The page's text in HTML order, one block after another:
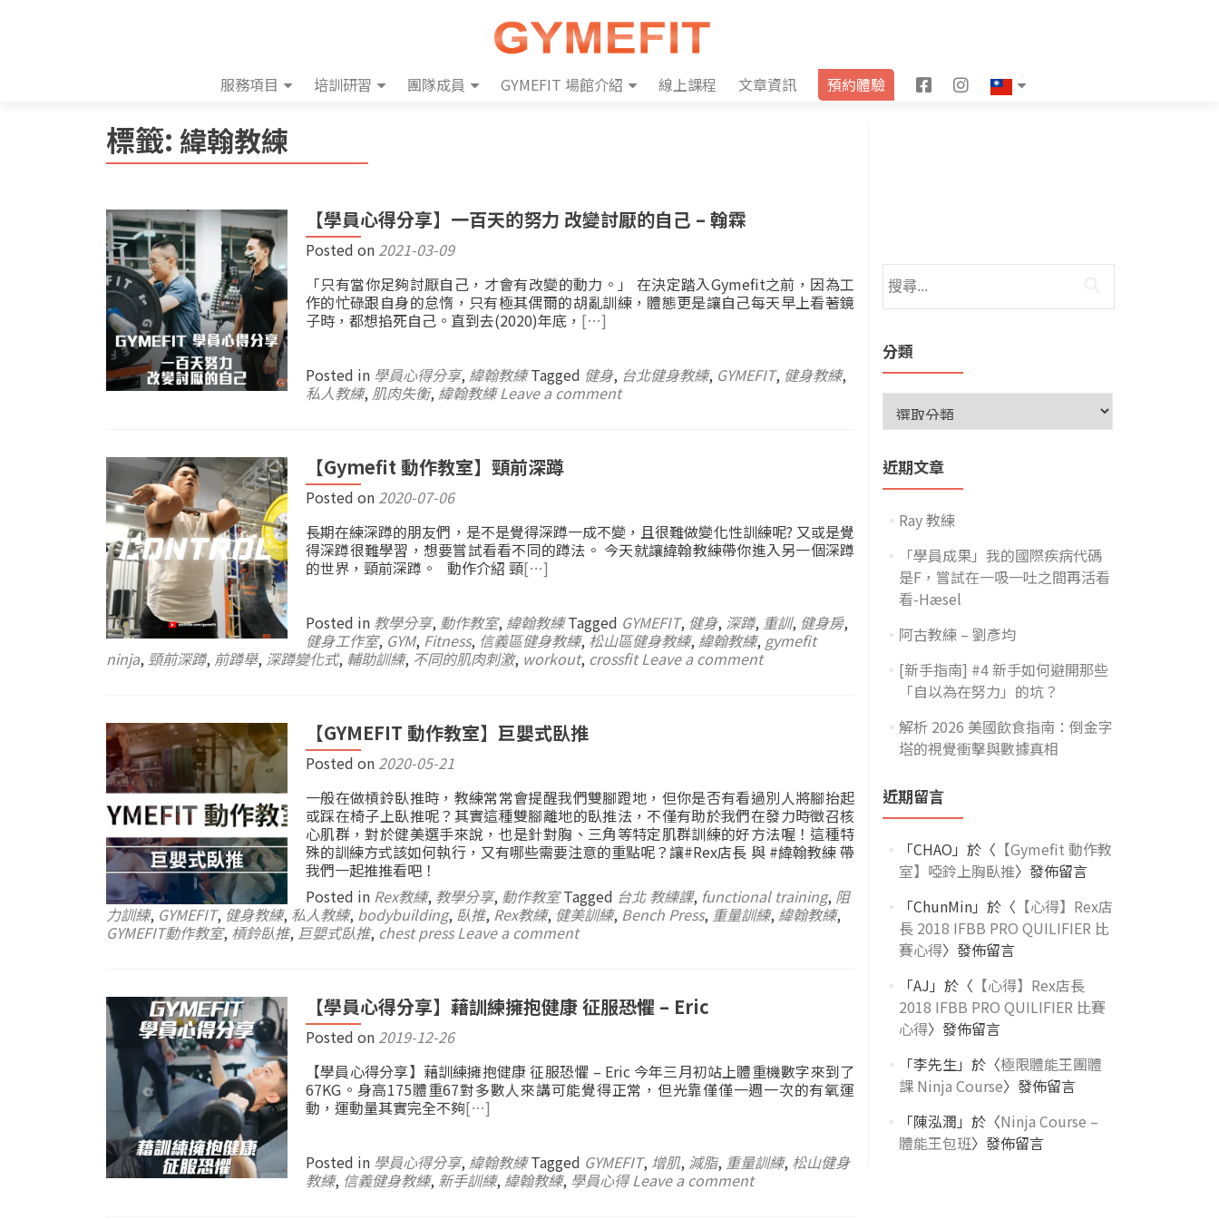
服務項目 培訓研習 團隊成員 GYMEFIT 場館介紹 線上課程 文章資訊 預約體驗
F
k
I
a
標籤: 緯翰教練
【學員心得分享】一百天的努力 改變討厭的自己 – 翰霖
Posted on 2021-03-09
「只有當你足夠討厭自己，才會有改變的動力。」 在決定踏入Gymefit之前，因為工
作的忙碌跟自身的怠惰，只有極其偶爾的胡亂訓練，體態更是讓自己每天早上看著鏡
子時，都想掐死自己。直到去(2020)年底， […]
Posted in 學員心得分享, 緯翰教練 Tagged 健身, 台北健身教練, GYMEFIT, 健身教練,
私人教練, 肌肉失衡, 緯翰教練 Leave a comment
【Gymefit 動作教室】頸前深蹲
Posted on 2020-07-06
長期在練深蹲的朋友們，是不是覺得深蹲一成不變，且很難做變化性訓練呢? 又或是覺
得深蹲很難學習，想要嘗試看看不同的蹲法。 今天就讓緯翰教練帶你進入另一個深蹲
的世界，頸前深蹲。 動作介紹 頸[…]
Posted in 教學分享, 動作教室, 緯翰教練 Tagged GYMEFIT, 健身, 深蹲, 重訓, 健身房,
健身工作室, GYM, Fitness, 信義區健身教練, 松山區健身教練, 緯翰教練, gymefit
ninja, 頸前深蹲, 前蹲舉, 深蹲變化式, 輔助訓練, 不同的肌肉刺激, workout, crossfit Leave a comment
【GYMEFIT 動作教室】巨嬰式臥推
Posted on 2020-05-21
一般在做槓鈴臥推時，教練常常會提醒我們雙腳蹬地，但你是否有看過別人將腳抬起
或踩在椅子上臥推呢？其實這種雙腳離地的臥推法，不僅有助於我們在發力時徵召核
心肌群，對於健美選手來說，也是針對胸、三角等特定肌群訓練的好方法喔！這種特
殊的訓練方式該如何執行，又有哪些需要注意的重點呢？讓#Rex店長 與 #緯翰教練 帶
我們一起推推看吧！
Posted in Rex教練, 教學分享, 動作教室 Tagged 台北 教練課, functional training, 阻
力訓練, GYMEFIT, 健身教練, 私人教練, bodybuilding, 臥推, Rex教練, 健美訓練, Bench Press, 重量訓練, 緯翰教練,
GYMEFIT動作教室, 槓鈴臥推, 巨嬰式臥推, chest press Leave a comment
【學員心得分享】藉訓練擁抱健康 征服恐懼 – Eric
Posted on 2019-12-26
【學員心得分享】藉訓練擁抱健康 征服恐懼 – Eric 今年三月初站上體重機數字來到了
67KG。身高175體重67對多數人來講可能覺得正常，但光靠僅僅一週一次的有氧運
動，運動量其實完全不夠[…]
Posted in 學員心得分享, 緯翰教練 Tagged GYMEFIT, 增肌, 減脂, 重量訓練, 松山健身
教練, 信義健身教練, 新手訓練, 緯翰教練, 學員心得 Leave a comment
分類
近期文章
Ray 教練
「學員成果」我的國際疾病代碼
是F，嘗試在一吸一吐之間再活看
看-Hæsel
阿古教練 – 劉彥均
[新手指南] #4 新手如何避開那些
「自以為在努力」的坑？
解析 2026 美國飲食指南：倒金字
塔的視覺衝擊與數據真相
近期留言
「CHAO 」於〈 【Gymefit 動作教
室】啞鈴上胸臥推〉發佈留言
「ChunMin」於〈 【心得】Rex店
長 2018 IFBB PRO QUILIFIER 比
賽心得〉發佈留言
「AJ 」於〈 【心得】Rex店長
2018 IFBB PRO QUILIFIER 比賽
心得〉發佈留言
「李先生」於〈極限體能王團體
課 Ninja Course〉發佈留言
「陳泓潤 」於〈Ninja Course –
體能王包班〉發佈留言